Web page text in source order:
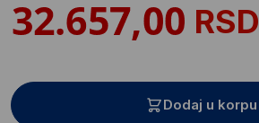
RSD
Dodaj u korpu